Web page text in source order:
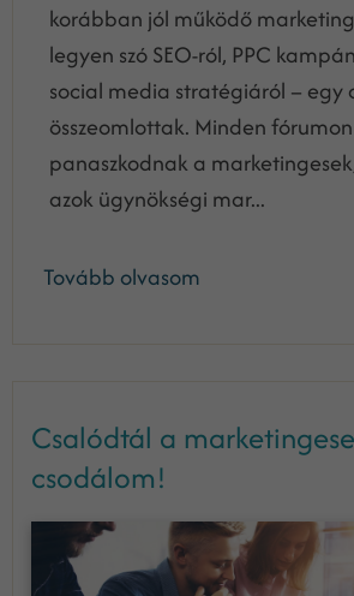
korábban jól működő
legyen szó SEO-ról, PPC
social media stratégiáról – egy
összeomlottak. Minden fórumon
panaszkodnak a
azok ügynökségi mar...
Tovább olvasom
Csalódtál a
csodálom!